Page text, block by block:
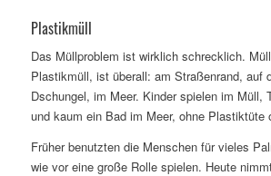
Plastikmüll
Das Müllproblem ist wirklich schrecklich.
Plastikmüll, ist überall: am Straßenrand, auf
Dschungel, im Meer. Kinder spielen im Müll,
und kaum ein Bad im Meer, ohne Plastiktüte
Früher benutzten die Menschen für vieles
wie vor eine große Rolle spielen. Heute